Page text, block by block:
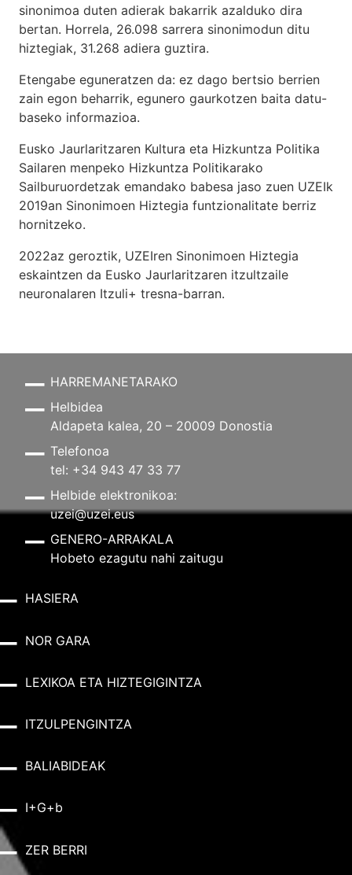
sinonimoa duten adierak bakarrik azalduko dira
bertan. Horrela, 26.098 sarrera sinonimodun ditu
hiztegiak, 31.268 adiera guztira.
Etengabe eguneratzen da: ez dago bertsio berrien
zain egon beharrik, egunero gaurkotzen baita datu-
baseko informazioa.
Eusko Jaurlaritzaren Kultura eta Hizkuntza Politika
Sailaren menpeko Hizkuntza Politikarako
Sailburuordetzak emandako babesa jaso zuen UZEIk
2019an Sinonimoen Hiztegia funtzionalitate berriz
hornitzeko.
2022az geroztik, UZEIren Sinonimoen Hiztegia
eskaintzen da Eusko Jaurlaritzaren itzultzaile
neuronalaren Itzuli+ tresna-barran.
HARREMANETARAKO
Helbidea
Aldapeta kalea, 20 – 20009 Donostia
Telefonoa
tel: +34 943 47 33 77
Helbide elektronikoa:
uzei@uzei.eus
GENERO-ARRAKALA
Hobeto ezagutu nahi zaitugu
HASIERA
NOR GARA
LEXIKOA ETA HIZTEGIGINTZA
ITZULPENGINTZA
BALIABIDEAK
I+G+b
ZER BERRI